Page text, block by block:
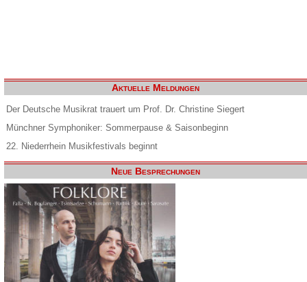
Aktuelle Meldungen
Der Deutsche Musikrat trauert um Prof. Dr. Christine Siegert
Münchner Symphoniker: Sommerpause & Saisonbeginn
22. Niederrhein Musikfestivals beginnt
Neue Besprechungen